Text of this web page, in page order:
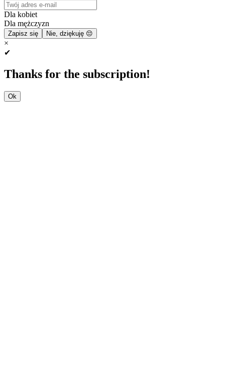
Dla kobiet
Dla mężczyzn
Zapisz się Nie, dziękuję 😔
×
✔
Thanks for the subscription!
Ok